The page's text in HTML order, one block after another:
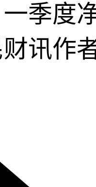
季度
讯作